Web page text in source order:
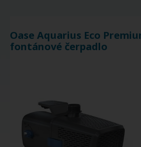
Oase Aquarius Eco
fontánové čerpadlo